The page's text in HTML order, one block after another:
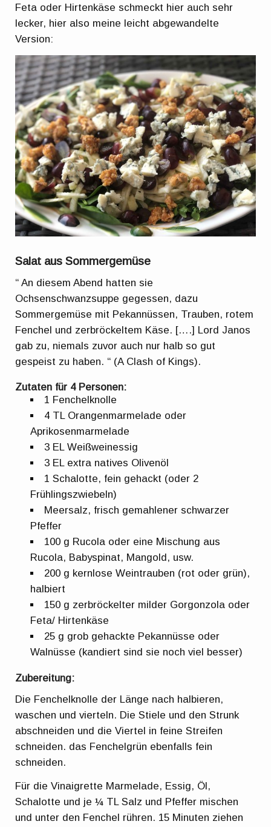
Feta oder Hirtenkäse schmeckt hier auch sehr
lecker, hier also meine leicht abgewandelte
Version:
Salat aus Sommergemüse
“ An diesem Abend hatten sie
Ochsenschwanzsuppe gegessen, dazu
Sommergemüse mit Pekannüssen, Trauben, rotem
Fenchel und zerbröckeltem Käse. [….] Lord Janos
gab zu, niemals zuvor auch nur halb so gut
gespeist zu haben. “ (A Clash of Kings).
Zutaten für 4 Personen:
1 Fenchelknolle
4 TL Orangenmarmelade oder
Aprikosenmarmelade
3 EL Weißweinessig
3 EL extra natives Olivenöl
1 Schalotte, fein gehackt (oder 2
Frühlingszwiebeln)
Meersalz, frisch gemahlener schwarzer
Pfeffer
100 g Rucola oder eine Mischung aus
Rucola, Babyspinat, Mangold, usw.
200 g kernlose Weintrauben (rot oder grün),
halbiert
150 g zerbröckelter milder Gorgonzola oder
Feta/ Hirtenkäse
25 g grob gehackte Pekannüsse oder
Walnüsse (kandiert sind sie noch viel besser)
Zubereitung:
Die Fenchelknolle der Länge nach halbieren,
waschen und vierteln. Die Stiele und den Strunk
abschneiden und die Viertel in feine Streifen
schneiden. das Fenchelgrün ebenfalls fein
schneiden.
Für die Vinaigrette Marmelade, Essig, Öl,
Schalotte und je ¼ TL Salz und Pfeffer mischen
und unter den Fenchel rühren. 15 Minuten ziehen